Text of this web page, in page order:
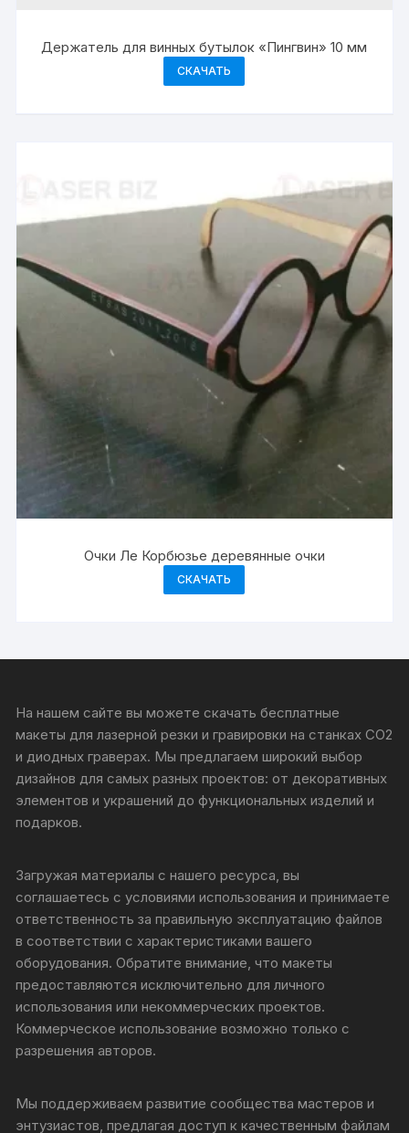
Держатель для винных бутылок «Пингвин» 10 мм
СКАЧАТЬ
Очки Ле Корбюзье деревянные очки
СКАЧАТЬ
На нашем сайте вы можете скачать бесплатные
макеты для лазерной резки и гравировки на станках CO2
и диодных граверах. Мы предлагаем широкий выбор
дизайнов для самых разных проектов: от декоративных
элементов и украшений до функциональных изделий и
подарков.
Загружая материалы с нашего ресурса, вы
соглашаетесь с условиями использования и принимаете
ответственность за правильную эксплуатацию файлов
в соответствии с характеристиками вашего
оборудования. Обратите внимание, что макеты
предоставляются исключительно для личного
использования или некоммерческих проектов.
Коммерческое использование возможно только с
разрешения авторов.
Мы поддерживаем развитие сообщества мастеров и
энтузиастов, предлагая доступ к качественным файлам